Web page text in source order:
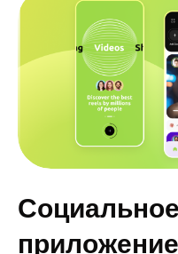
+375 33 387 27 86
info@akod.by
Минск, Беларусь, 220114
пр. Независимости, д.145,
пом. 1Н, ком. 8К